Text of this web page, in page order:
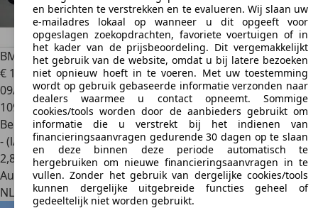
BMW X1sDrive18i High Executive | Trekhaak | Half Leer |
€ 19.950
09/2020
109.466 km
Benzine
- (l/100 km)
2,8
Autobedrijf
NL 3861 SHNijkerk Gld
en berichten te verstrekken en te evalueren. Wij slaan uw
e-mailadres lokaal op wanneer u dit opgeeft voor
opgeslagen zoekopdrachten, favoriete voertuigen of in
het kader van de prijsbeoordeling. Dit vergemakkelijkt
het gebruik van de website, omdat u bij latere bezoeken
niet opnieuw hoeft in te voeren. Met uw toestemming
wordt op gebruik gebaseerde informatie verzonden naar
dealers waarmee u contact opneemt. Sommige
cookies/tools worden door de aanbieders gebruikt om
informatie die u verstrekt bij het indienen van
financieringsaanvragen gedurende 30 dagen op te slaan
en deze binnen deze periode automatisch te
hergebruiken om nieuwe financieringsaanvragen in te
vullen. Zonder het gebruik van dergelijke cookies/tools
kunnen dergelijke uitgebreide functies geheel of
gedeeltelijk niet worden gebruikt.